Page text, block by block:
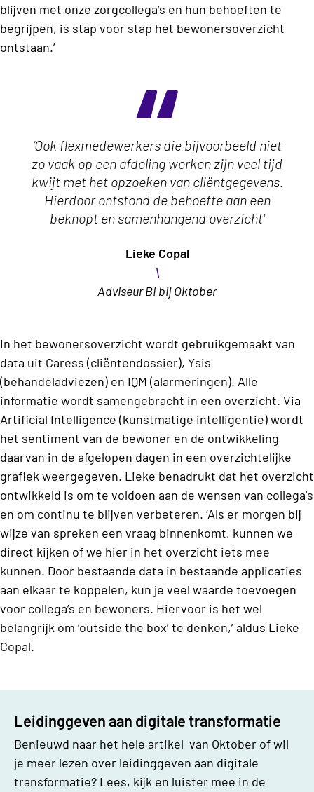
blijven met onze zorgcollega’s en hun behoeften te
begrijpen, is stap voor stap het bewonersoverzicht
ontstaan.’
‘Ook flexmedewerkers die bijvoorbeeld niet
zo vaak op een afdeling werken zijn veel tijd
kwijt met het opzoeken van cliëntgegevens.
Hierdoor ontstond de behoefte aan een
beknopt en samenhangend overzicht'
Lieke Copal
\
Adviseur BI bij Oktober
In het bewonersoverzicht wordt gebruikgemaakt van
data uit Caress (cliëntendossier), Ysis
(behandeladviezen) en IQM (alarmeringen). Alle
informatie wordt samengebracht in een overzicht. Via
Artificial Intelligence (kunstmatige intelligentie) wordt
het sentiment van de bewoner en de ontwikkeling
daarvan in de afgelopen dagen in een overzichtelijke
grafiek weergegeven. Lieke benadrukt dat het overzicht
ontwikkeld is om te voldoen aan de wensen van collega's
en om continu te blijven verbeteren. ‘Als er morgen bij
wijze van spreken een vraag binnenkomt, kunnen we
direct kijken of we hier in het overzicht iets mee
kunnen. Door bestaande data in bestaande applicaties
aan elkaar te koppelen, kun je veel waarde toevoegen
voor collega’s en bewoners. Hiervoor is het wel
belangrijk om ‘outside the box’ te denken,’ aldus Lieke
Copal.
Leidinggeven aan digitale transformatie
Benieuwd naar het hele artikel van Oktober of wil
je meer lezen over leidinggeven aan digitale
transformatie? Lees, kijk en luister mee in de